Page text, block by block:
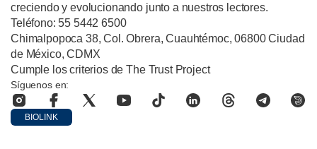
creciendo y evolucionando junto a nuestros lectores.
Teléfono: 55 5442 6500
Chimalpopoca 38, Col. Obrera, Cuauhtémoc, 06800 Ciudad
de México, CDMX
Cumple los criterios de The Trust Project
Síguenos en:
BIOLINK